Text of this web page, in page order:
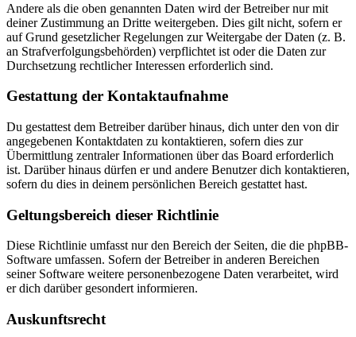
Andere als die oben genannten Daten wird der Betreiber nur mit
deiner Zustimmung an Dritte weitergeben. Dies gilt nicht, sofern er
auf Grund gesetzlicher Regelungen zur Weitergabe der Daten (z. B.
an Strafverfolgungsbehörden) verpflichtet ist oder die Daten zur
Durchsetzung rechtlicher Interessen erforderlich sind.
Gestattung der Kontaktaufnahme
Du gestattest dem Betreiber darüber hinaus, dich unter den von dir
angegebenen Kontaktdaten zu kontaktieren, sofern dies zur
Übermittlung zentraler Informationen über das Board erforderlich
ist. Darüber hinaus dürfen er und andere Benutzer dich kontaktieren,
sofern du dies in deinem persönlichen Bereich gestattet hast.
Geltungsbereich dieser Richtlinie
Diese Richtlinie umfasst nur den Bereich der Seiten, die die phpBB-
Software umfassen. Sofern der Betreiber in anderen Bereichen
seiner Software weitere personenbezogene Daten verarbeitet, wird
er dich darüber gesondert informieren.
Auskunftsrecht